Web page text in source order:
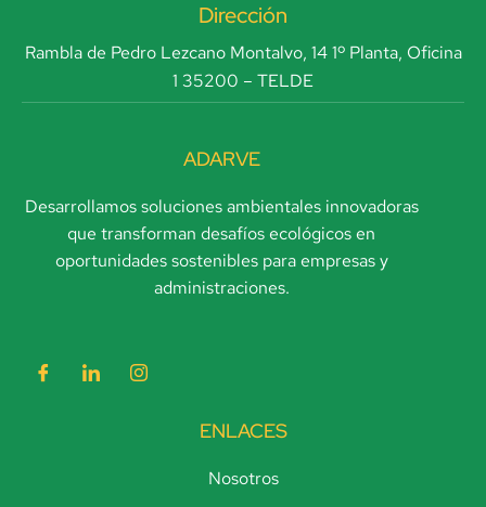
Dirección
Rambla de Pedro Lezcano Montalvo, 14 1º Planta, Oficina
1 35200 – TELDE
ADARVE
Desarrollamos soluciones ambientales innovadoras
que transforman desafíos ecológicos en
oportunidades sostenibles para empresas y
administraciones.
ENLACES
Nosotros